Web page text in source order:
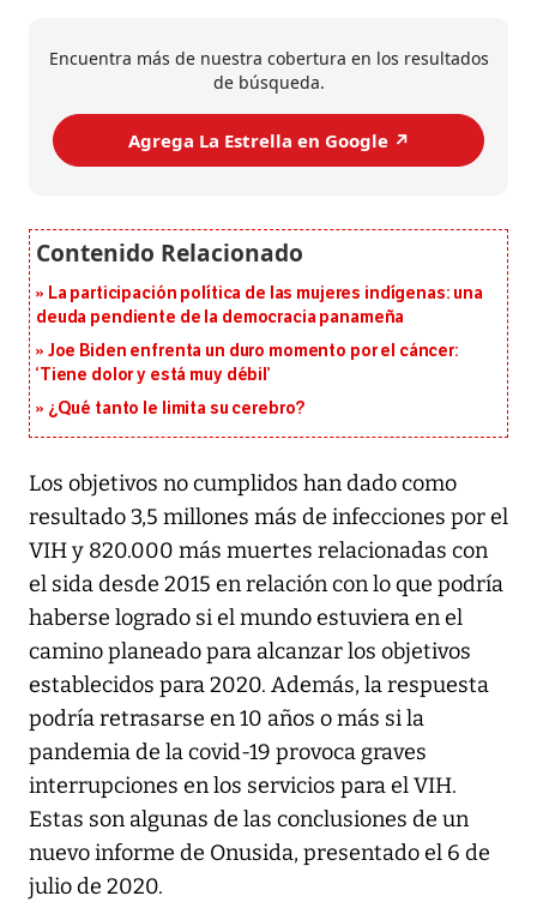
Encuentra más de nuestra cobertura en los resultados
de búsqueda.
Agrega La Estrella en Google ↗️
La participación política de las mujeres indígenas: una
deuda pendiente de la democracia panameña
Joe Biden enfrenta un duro momento por el cáncer:
‘Tiene dolor y está muy débil’
¿Qué tanto le limita su cerebro?
Los objetivos no cumplidos han dado como
resultado 3,5 millones más de infecciones por el
VIH y 820.000 más muertes relacionadas con
el sida desde 2015 en relación con lo que podría
haberse logrado si el mundo estuviera en el
camino planeado para alcanzar los objetivos
establecidos para 2020. Además, la respuesta
podría retrasarse en 10 años o más si la
pandemia de la covid-19 provoca graves
interrupciones en los servicios para el VIH.
Estas son algunas de las conclusiones de un
nuevo informe de Onusida, presentado el 6 de
julio de 2020.